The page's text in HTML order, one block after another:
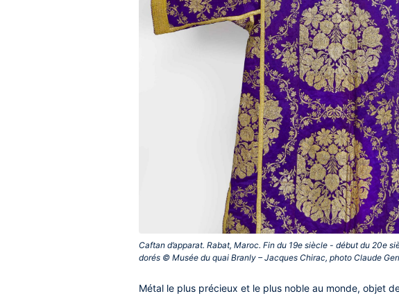
Caftan d’apparat. Rabat, Maroc. Fin du 19e siècle - début du 20e
dorés © Musée du quai Branly – Jacques Chirac, photo Claude
Métal le plus précieux et le plus noble au monde, objet